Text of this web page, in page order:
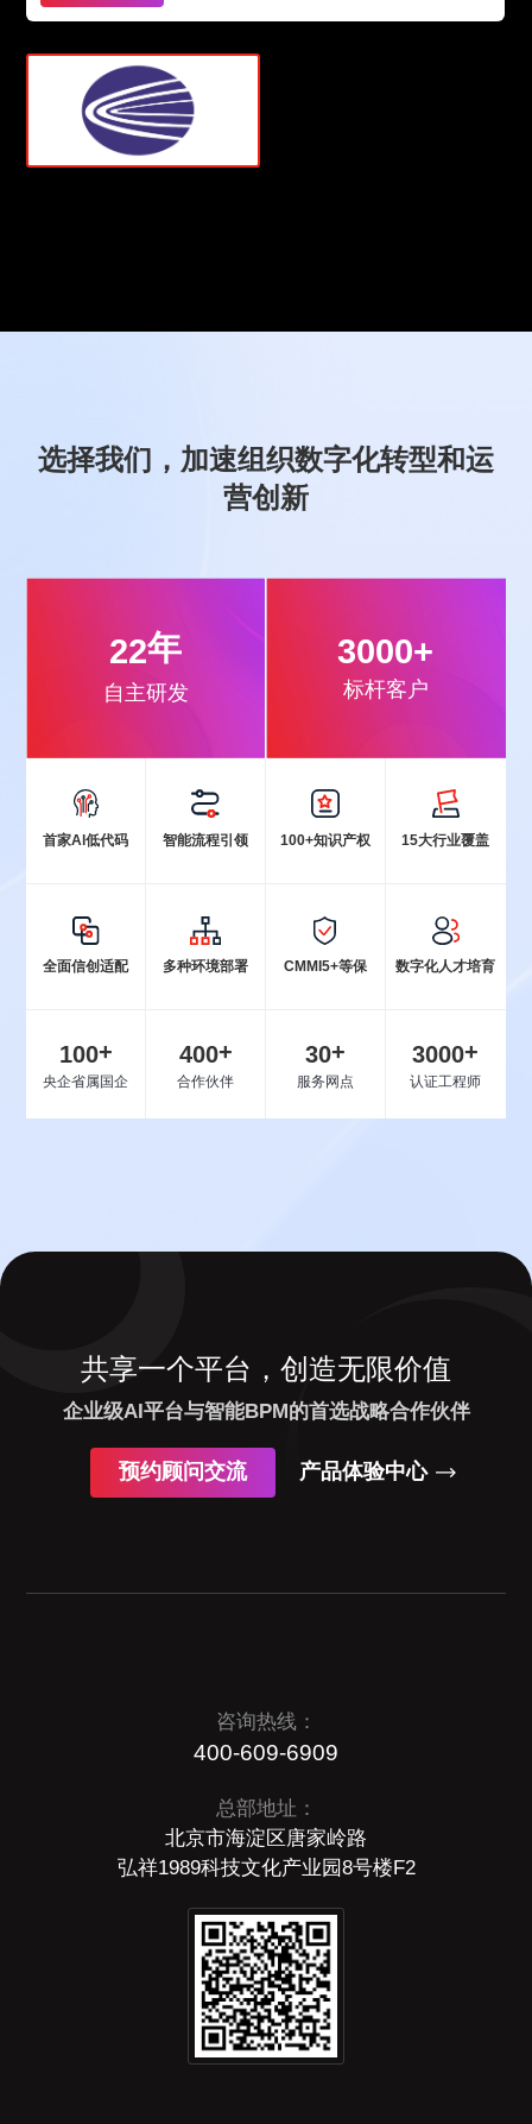
选择我们，加速组织数字化转型和运
营创新
22年
自主研发
3000+
标杆客户
首家Al低代码 智能流程引领 100+知识产权 15大行业覆盖
全面信创适配 多种环境部署 CMMI5+等保 数字化人才培育
100+
央企省属国企
400+
合作伙伴
30+
服务网点
3000+
认证工程师
共享一个平台，创造无限价值
企业级AI平台与智能BPM的首选战略合作伙伴
预约顾问交流 产品体验中心
咨询热线：
400-609-6909
总部地址：
北京市海淀区唐家岭路
弘祥1989科技文化产业园8号楼F2